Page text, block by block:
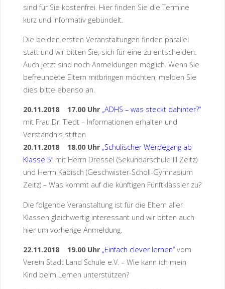
sind für Sie kostenfrei. Hier finden Sie die Termine
kurz und informativ gebündelt.
Die beiden ersten Veranstaltungen finden parallel
statt und wir bitten Sie, sich für eine zu entscheiden.
Auch jetzt sind noch Anmeldungen möglich. Wenn Sie
befreundete Eltern mitbringen möchten, melden Sie
dies bitte ebenso an.
20.11.2018 17.00 Uhr„ADHS – was steckt dahinter?“
mit Frau Dr. Tiedt – Informationen erhalten und
Verständnis stiften
20.11.2018 18.00 Uhr „Schulischer Werdegang ab
Klasse 5“mit Herrn Dressel (Sekundarschule III Zeitz)
und Herrn Kabisch (Geschwister-Scholl-Gymnasium
Zeitz) – Was kommt auf die künftigen Fünftklässler zu?
Die folgende Veranstaltung ist für die Eltern aller
Klassen gleichwertig interessant und wir bitten auch
hier um vorherige Anmeldung.
22.11.2018 19.00 Uhr„Einfach clever lernen“vom
Verein Stadt Land Schule e.V. – Wie kann ich mein
Kind beim Lernen unterstützen?